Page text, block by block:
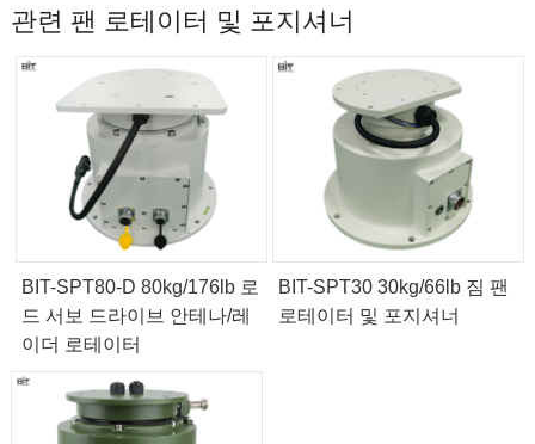
관련 팬 로테이터 및 포지셔너
BIT-SPT80-D 80kg/176lb 로
드 서보 드라이브 안테나/레
이더 로테이터
BIT-SPT30 30kg/66lb 짐 팬
로테이터 및 포지셔너